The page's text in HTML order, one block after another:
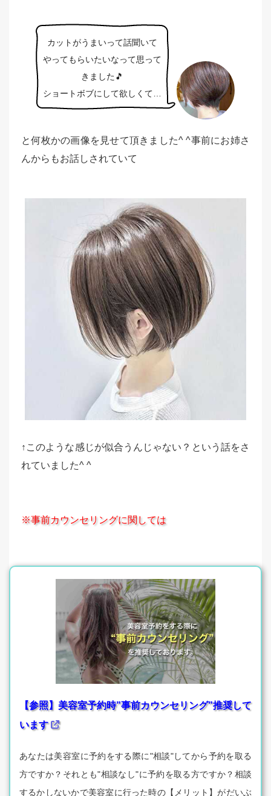
カットがうまいって話聞いて
やってもらいたいなって思って
きました🎵
ショートボブにして欲しくて…
と何枚かの画像を見せて頂きました^ ^事前にお姉さ
んからもお話しされていて
↑このような感じが似合うんじゃない？という話をさ
れていました^ ^
※事前カウンセリングに関しては
【参照】美容室予約時”事前カウンセリング”推奨して
います
あなたは美容室に予約をする際に"相談"してから予約を取る
方ですか？それとも"相談なし"に予約を取る方ですか？相談
するかしないかで美容室に行った時の【メリット】がだいぶ